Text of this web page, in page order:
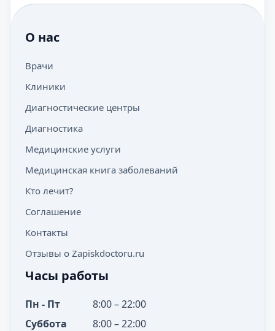
О нас
Врачи
Клиники
Диагностические центры
Диагностика
Медицинские услуги
Медицинская книга заболеваний
Кто лечит?
Соглашение
Контакты
Отзывы о Zapiskdoctoru.ru
Часы работы
Пн - Пт
8:00 – 22:00
Суббота
8:00 – 22:00